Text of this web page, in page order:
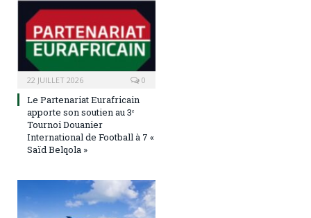
22 JUILLET 2026 0
Le Partenariat Eurafricain
apporte son soutien au 3ᵉ
Tournoi Douanier
International de Football à 7 «
Saïd Belqola »